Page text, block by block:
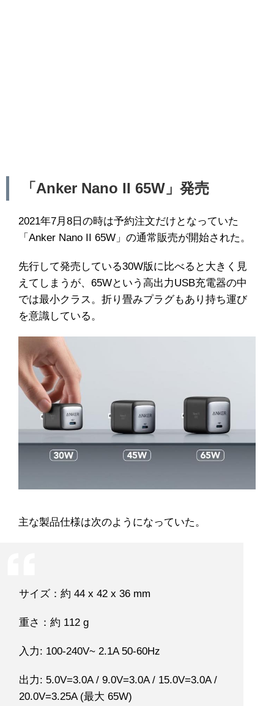
「Anker Nano II 65W」発売
2021年7月8日の時は予約注文だけとなっていた
「Anker Nano II 65W」の通常販売が開始された。
先行して発売している30W版に比べると大きく見
えてしまうが、65Wという高出力USB充電器の中
では最小クラス。折り畳みプラグもあり持ち運び
を意識している。
主な製品仕様は次のようになっていた。
サイズ：約 44 x 42 x 36 mm
重さ：約 112 g
入力: 100-240V~ 2.1A 50-60Hz
出力: 5.0V=3.0A / 9.0V=3.0A / 15.0V=3.0A /
20.0V=3.25A (最大 65W)